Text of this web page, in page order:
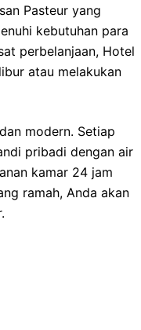
Pasteur yang
kebutuhan para
perbelanjaan, Hotel
atau melakukan
modern. Setiap
pribadi dengan air
kamar 24 jam
ramah, Anda akan